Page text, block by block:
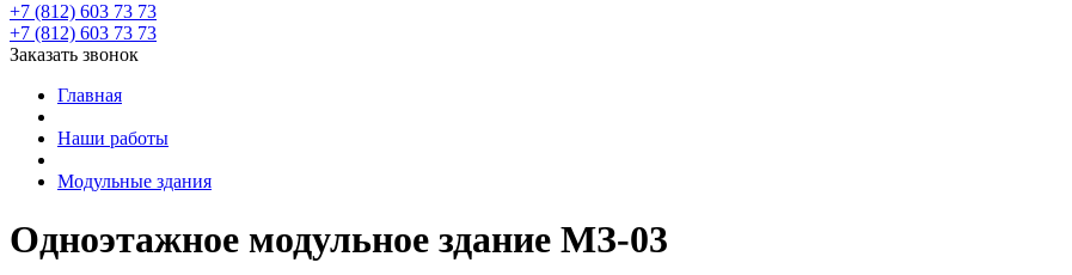
+7 (812) 603 73 73
+7 (812) 603 73 73
Заказать звонок
Главная
Наши работы
Модульные здания
Одноэтажное модульное здание МЗ-03